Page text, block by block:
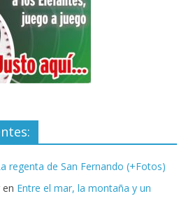
regenta de San Fernando (+Fotos)
en Entre el mar, la montaña y un